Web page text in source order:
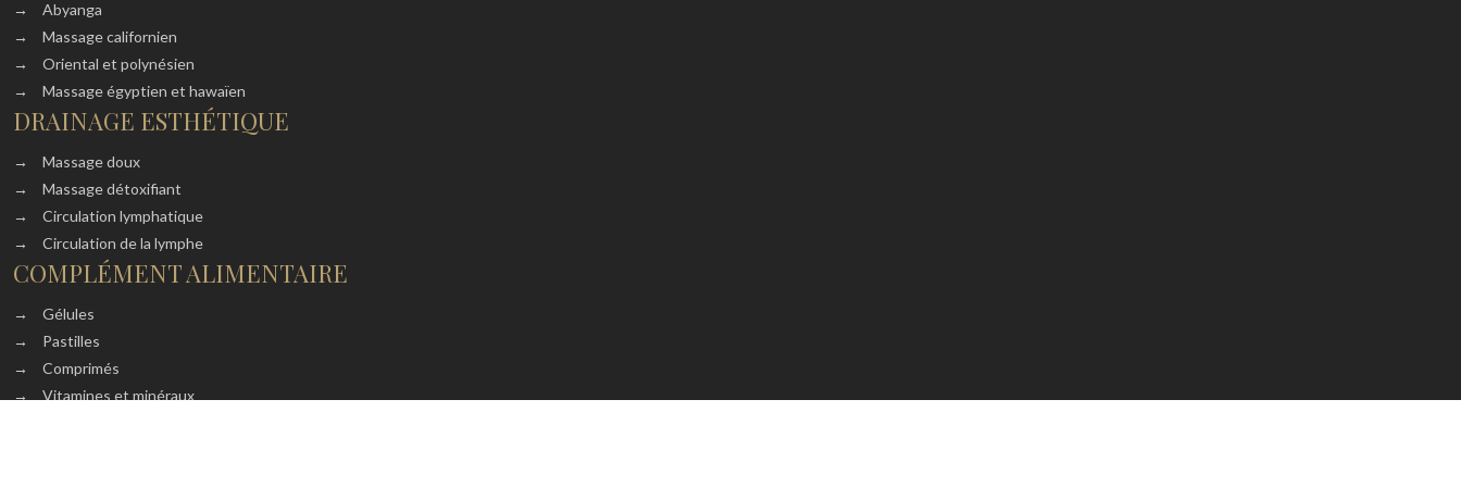
→
Abyanga
→
Massage californien
→
Oriental et polynésien
→
Massage égyptien et hawaïen
DRAINAGE ESTHÉTIQUE
→
Massage doux
→
Massage détoxifiant
→
Circulation lymphatique
→
Circulation de la lymphe
COMPLÉMENT ALIMENTAIRE
→
Gélules
→
Pastilles
→
Comprimés
→
Vitamines et minéraux